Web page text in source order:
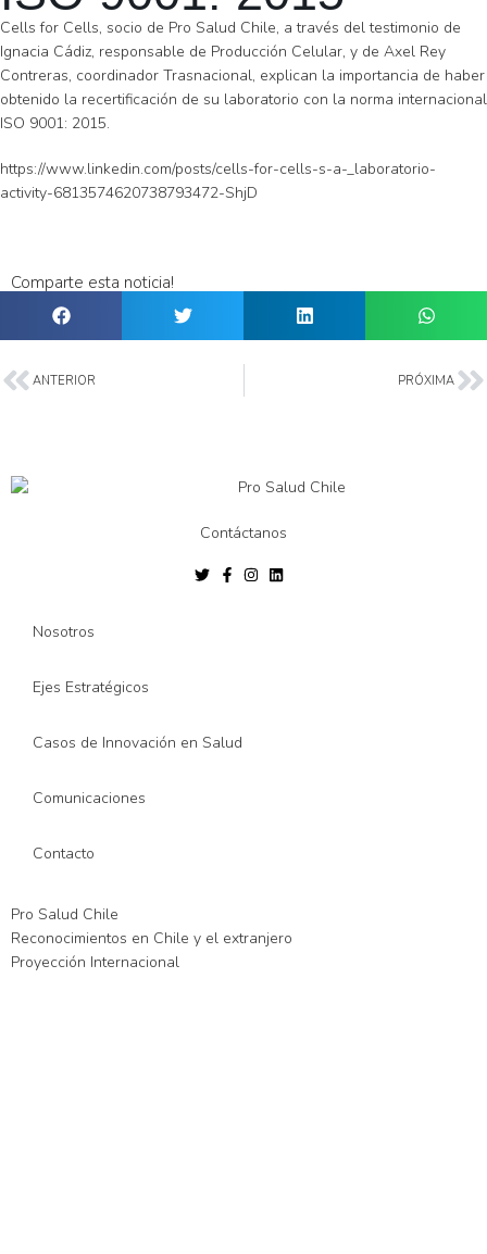
Cells for Cells, socio de Pro Salud Chile, a través del testimonio de
Ignacia Cádiz, responsable de Producción Celular, y de Axel Rey
Contreras, coordinador Trasnacional, explican la importancia de haber
obtenido la recertificación de su laboratorio con la norma internacional
ISO 9001: 2015.
https://www.linkedin.com/posts/cells-for-cells-s-a-_laboratorio-
activity-6813574620738793472-ShjD
Comparte esta noticia!
ANTERIOR PRÓXIMA
Contáctanos
Nosotros
Ejes Estratégicos
Casos de Innovación en Salud
Comunicaciones
Contacto
Pro Salud Chile
Reconocimientos en Chile y el extranjero
Proyección Internacional